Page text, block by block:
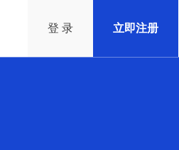
登 录 立即注册